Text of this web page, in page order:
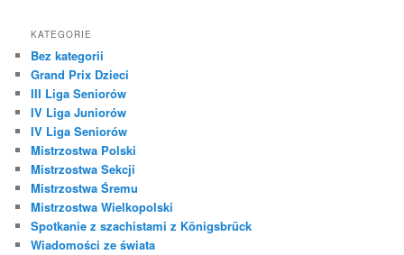
KATEGORIE
Bez kategorii
Grand Prix Dzieci
III Liga Seniorów
IV Liga Juniorów
IV Liga Seniorów
Mistrzostwa Polski
Mistrzostwa Sekcji
Mistrzostwa Śremu
Mistrzostwa Wielkopolski
Spotkanie z szachistami z Königsbrück
Wiadomości ze świata